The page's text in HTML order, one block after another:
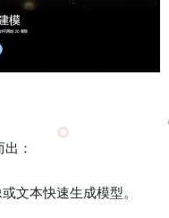
：
文本快速生成模型。